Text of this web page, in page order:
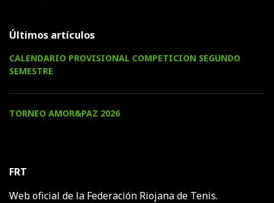
Últimos artículos
CALENDARIO PROVISIONAL COMPETICION SEGUNDO
SEMESTRE
TORNEO AMOR&PAZ 2026
FRT
Web oficial de la Federación Riojana de Tenis.